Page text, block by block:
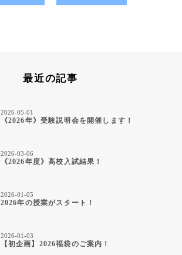
最近の記事
《2026年》受験説明会を開催します！
2026-05-01
《2026年度》高校入試結果！
2026-03-06
2026年の授業がスタート！
2026-01-05
【初企画】2026福袋のご案内！
2026-01-03